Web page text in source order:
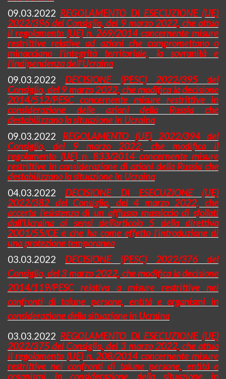
09.03.2022 REGOLAMENTO DI ESECUZIONE (UE)
2022/396 del Consiglio, del 9 marzo 2022, che attua
il regolamento (UE) n. 269/2014 concernente misure
restrittive relative ad azioni che compromettono o
minacciano l'integrità territoriale, la sovranità e
l'indipendenza dell'Ucraina
09.03.2022 DECISIONE (PESC) 2022/395 del
Consiglio, del 9 marzo 2022, che modifica la decisione
2014/512/PESC concernente misure restrittive in
considerazione delle azioni della Russia che
destabilizzano la situazione in Ucraina
09.03.2022 REGOLAMENTO (UE) 2022/394 del
Consiglio, del 9 marzo 2022, che modifica il
regolamento (UE) n. 833/2014 concernente misure
restrittive in considerazione di azioni della Russia che
destabilizzano la situazione in Ucraina
04.03.2022 DECISIONE DI ESECUZIONE (UE)
2022/382 del Consiglio, del 4 marzo 2022, che
accerta l'esistenza di un afflusso massiccio di sfollati
dall'Ucraina ai sensi dell'articolo 5 della direttiva
2001/55/CE e che ha come effetto l'introduzione di
una protezione temporanea
03.03.2022 DECISIONE (PESC) 2022/376 del
Consiglio, del 3 marzo 2022, che modifica la decisione
2014/119/PESC relativa a misure restrittive nei
confronti di talune persone, entità e organismi in
considerazione della situazione in Ucraina
03.03.2022 REGOLAMENTO DI ESECUZIONE (UE)
2022/375 del Consiglio, del 3 marzo 2022, che attua
il regolamento (UE) n. 208/2014 concernente misure
restrittive nei confronti di talune persone, entità e
organismi in considerazione della situazione in